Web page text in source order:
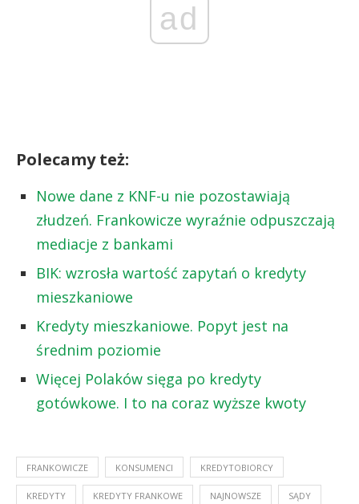
ad
Polecamy też:
Nowe dane z KNF-u nie pozostawiają
złudzeń. Frankowicze wyraźnie odpuszczają
mediacje z bankami
BIK: wzrosła wartość zapytań o kredyty
mieszkaniowe
Kredyty mieszkaniowe. Popyt jest na
średnim poziomie
Więcej Polaków sięga po kredyty
gotówkowe. I to na coraz wyższe kwoty
FRANKOWICZE KONSUMENCI KREDYTOBIORCY
KREDYTY KREDYTY FRANKOWE NAJNOWSZE SĄDY